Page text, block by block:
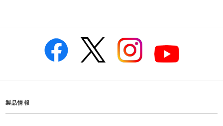
製品情報